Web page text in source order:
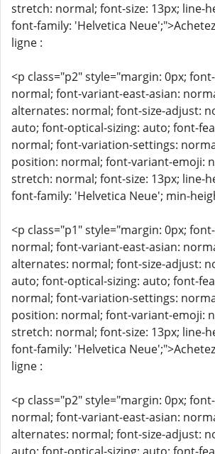
stretch: normal; font-size: 13px; line-
font-family: 'Helvetica
ligne :
<p class="p2" style="margin: 0px;
normal; font-variant-east-asian:
alternates: normal; font-size-adjust:
auto; font-optical-sizing: auto; font-
normal; font-variation-settings:
position: normal; font-variant-emoji:
stretch: normal; font-size: 13px; line-
font-family: 'Helvetica Neue'; min-
<p class="p1" style="margin: 0px;
normal; font-variant-east-asian:
alternates: normal; font-size-adjust:
auto; font-optical-sizing: auto; font-
normal; font-variation-settings:
position: normal; font-variant-emoji:
stretch: normal; font-size: 13px; line-
font-family: 'Helvetica
ligne :
<p class="p2" style="margin: 0px;
normal; font-variant-east-asian:
alternates: normal; font-size-adjust: